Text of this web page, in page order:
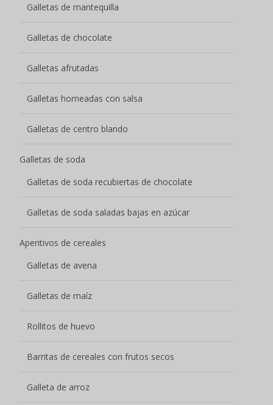
Galletas de mantequilla
Galletas de chocolate
Galletas afrutadas
Galletas horneadas con salsa
Galletas de centro blando
Galletas de soda
Galletas de soda recubiertas de chocolate
Galletas de soda saladas bajas en azúcar
Aperitivos de cereales
Galletas de avena
Galletas de maíz
Rollitos de huevo
Barritas de cereales con frutos secos
Galleta de arroz